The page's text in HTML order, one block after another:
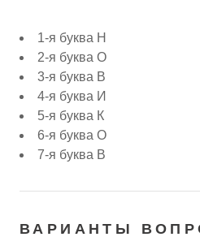
1-я буква Н
2-я буква О
3-я буква В
4-я буква И
5-я буква К
6-я буква О
7-я буква В
ВАРИАНТЫ